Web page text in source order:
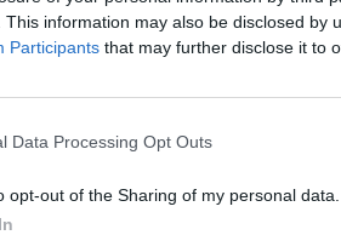
This information may also be disclosed by
Participants that may further disclose it to
Data Processing Opt Outs
opt-out of the Sharing of my personal data.
που ήταν πηγή
ερμηνείες.